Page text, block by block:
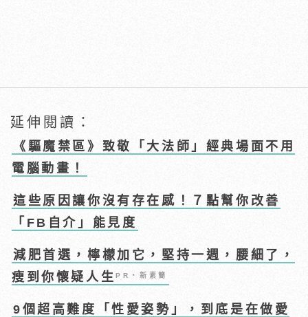
延伸閱讀：
《驅魔禁區》致敬「大法師」經典場面不用
電腦動畫！
這些原因讓你沒有存在感！７點幫你改善
「FB自介」能見度
減肥首選，檸檬加它，堅持一週，腰細了，
瘦到你懷疑人生PR・新素簡
9個超高難度「性愛姿勢」，到底是在做愛